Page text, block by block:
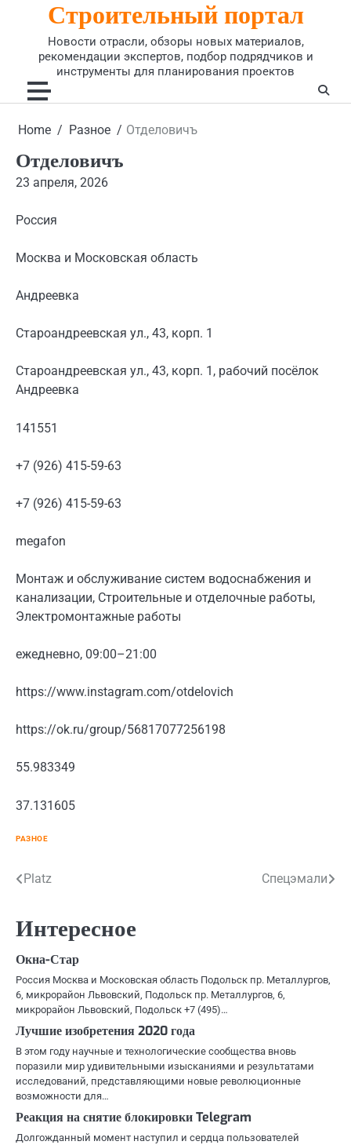
Строительный портал
Новости отрасли, обзоры новых материалов,
рекомендации экспертов, подбор подрядчиков и
инструменты для планирования проектов
Home Разное Отделовичъ
Отделовичъ
23 апреля, 2026
Россия
Москва и Московская область
Андреевка
Староандреевская ул., 43, корп. 1
Староандреевская ул., 43, корп. 1, рабочий посёлок
Андреевка
141551
+7 (926) 415-59-63
+7 (926) 415-59-63
megafon
Монтаж и обслуживание систем водоснабжения и
канализации, Строительные и отделочные работы,
Электромонтажные работы
ежедневно, 09:00–21:00
https://www.instagram.com/otdelovich
https://ok.ru/group/56817077256198
55.983349
37.131605
РАЗНОЕ
Навигация
записям
Platz Спецэмали
Интересное
Окна-Стар
Россия Москва и Московская область Подольск пр. Металлургов,
6, микрорайон Львовский, Подольск пр. Металлургов, 6,
микрорайон Львовский, Подольск +7 (495)…
Лучшие изобретения 2020 года
В этом году научные и технологические сообщества вновь
поразили мир удивительными изысканиями и результатами
исследований, представляющими новые революционные
возможности для…
Реакция на снятие блокировки Telegram
Долгожданный момент наступил и сердца пользователей